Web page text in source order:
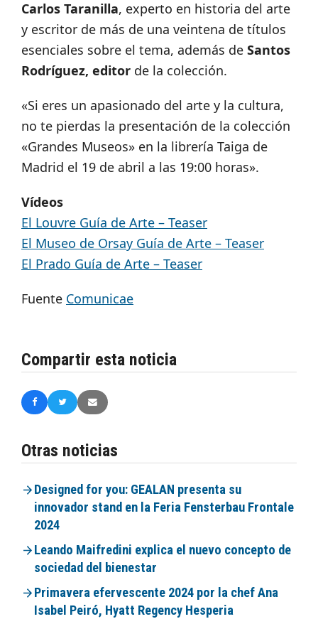
Carlos Taranilla, experto en historia del arte
y escritor de más de una veintena de títulos
esenciales sobre el tema, además de Santos
Rodríguez, editor de la colección.
«Si eres un apasionado del arte y la cultura,
no te pierdas la presentación de la colección
«Grandes Museos» en la librería Taiga de
Madrid el 19 de abril a las 19:00 horas».
Vídeos
El Louvre Guía de Arte – Teaser
El Museo de Orsay Guía de Arte – Teaser
El Prado Guía de Arte – Teaser
Fuente Comunicae
Compartir esta noticia
Otras noticias
Designed for you: GEALAN presenta su
innovador stand en la Feria Fensterbau Frontale
2024
Leando Maifredini explica el nuevo concepto de
sociedad del bienestar
Primavera efervescente 2024 por la chef Ana
Isabel Peiró, Hyatt Regency Hesperia